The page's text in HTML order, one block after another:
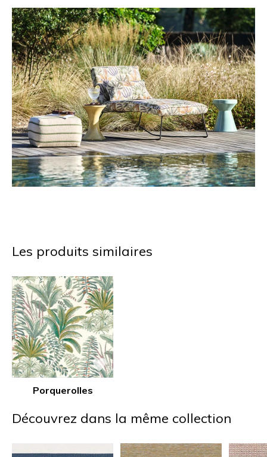
Les produits similaires
Porquerolles
Découvrez dans la même collection